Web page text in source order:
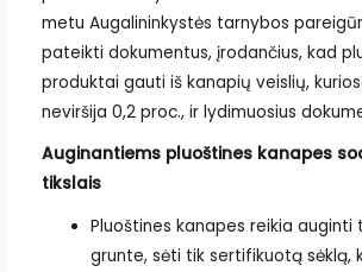
metu Augalininkystės tarnybos
pateikti dokumentus, įrodančius, kad
produktai gauti iš kanapių veislių,
neviršija 0,2 proc., ir lydimuosius
Auginantiems pluoštines kanapes
tikslais
Pluoštines kanapes reikia auginti
grunte, sėti tik sertifikuotą sėklą,